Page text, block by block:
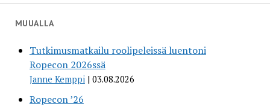
MUUALLA
Tutkimusmatkailu roolipeleissä luentoni
Ropecon 2026ssä
Janne Kemppi 03.08.2026
Ropecon ’26